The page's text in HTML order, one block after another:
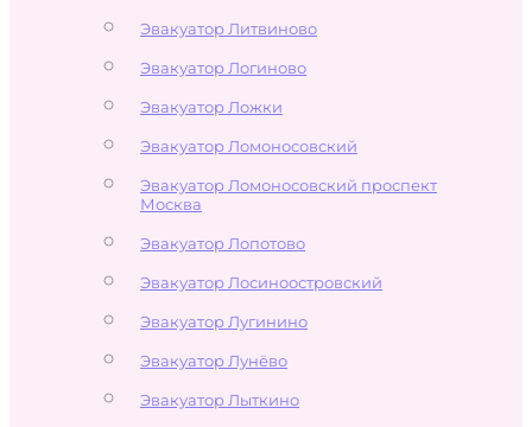
Эвакуатор Литвиново
Эвакуатор Логиново
Эвакуатор Ложки
Эвакуатор Ломоносовский
Эвакуатор Ломоносовский проспект
Москва
Эвакуатор Лопотово
Эвакуатор Лосиноостровский
Эвакуатор Лугинино
Эвакуатор Лунёво
Эвакуатор Лыткино